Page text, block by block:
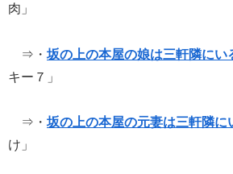
肉」
⇒・ 坂の上の本屋の娘は三軒隣にい
キー７」
⇒・ 坂の上の本屋の元妻は三軒隣に
け」